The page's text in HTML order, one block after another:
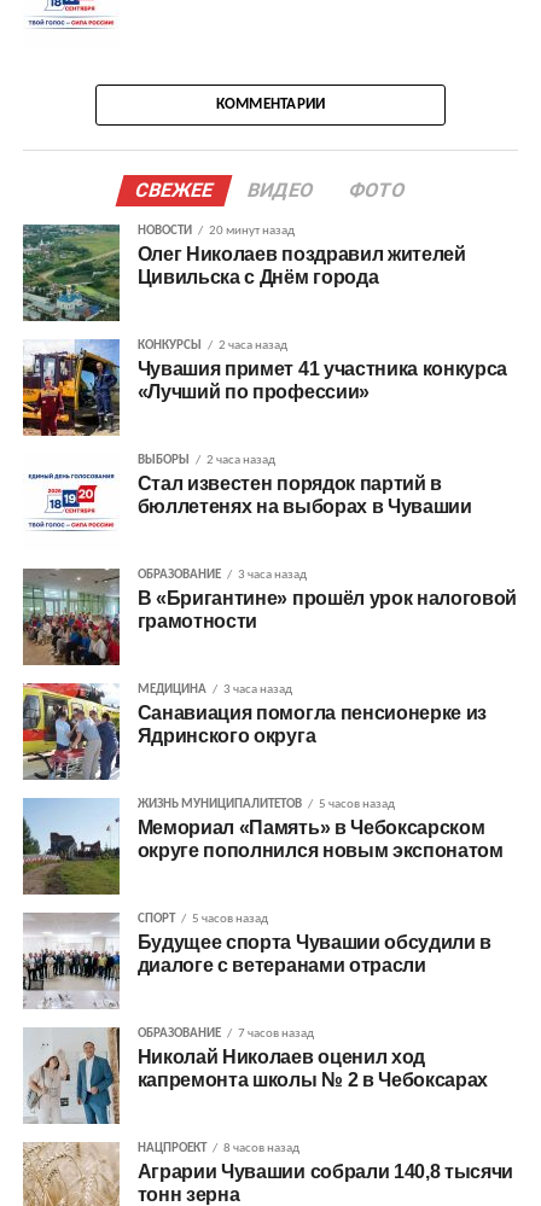
КОММЕНТАРИИ
СВЕЖЕЕ ВИДЕО ФОТО
НОВОСТИ 20 минут назад
Олег Николаев поздравил жителей
Цивильска с Днём города
КОНКУРСЫ 2 часа назад
Чувашия примет 41 участника конкурса
«Лучший по профессии»
ВЫБОРЫ 2 часа назад
Стал известен порядок партий в
бюллетенях на выборах в Чувашии
ОБРАЗОВАНИЕ 3 часа назад
В «Бригантине» прошёл урок налоговой
грамотности
МЕДИЦИНА 3 часа назад
Санавиация помогла пенсионерке из
Ядринского округа
ЖИЗНЬ МУНИЦИПАЛИТЕТОВ 5 часов назад
Мемориал «Память» в Чебоксарском
округе пополнился новым экспонатом
СПОРТ 5 часов назад
Будущее спорта Чувашии обсудили в
диалоге с ветеранами отрасли
ОБРАЗОВАНИЕ 7 часов назад
Николай Николаев оценил ход
капремонта школы № 2 в Чебоксарах
НАЦПРОЕКТ 8 часов назад
Аграрии Чувашии собрали 140,8 тысячи
тонн зерна